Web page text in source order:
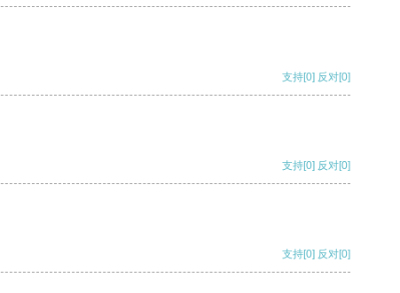
支持[0] 反对[0]
支持[0] 反对[0]
支持[0] 反对[0]